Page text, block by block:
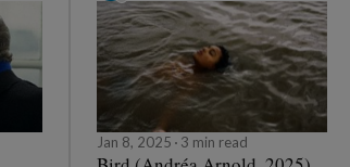
Jan 8, 2025 3 min read